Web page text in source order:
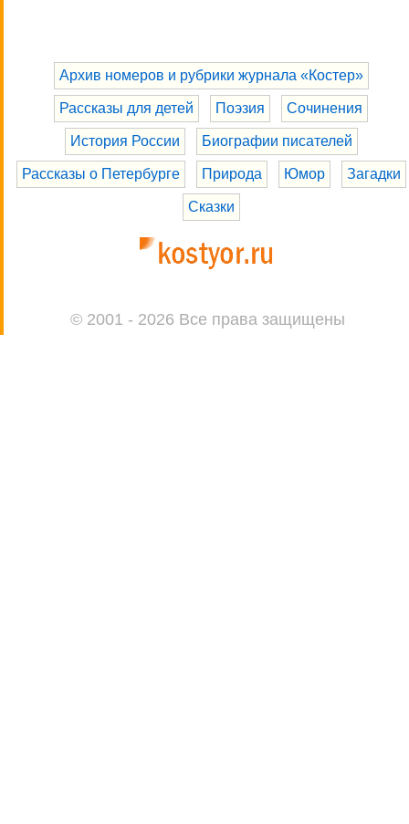
Архив номеров и рубрики журнала «Костер»
Рассказы для детей Поэзия Сочинения
История России Биографии писателей
Рассказы о Петербурге Природа Юмор Загадки
Сказки
© 2001 - 2026 Все права защищены